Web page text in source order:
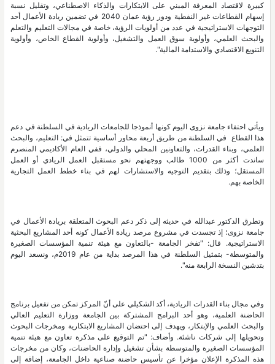
كبيرة لاقتصاد المعرفة المبني على الابتكارات والذكاء الاصطناعي، وتقليل نسبة
إسهام القطاعات غير النفطية ودور رؤية عمان 2040 في تضمين ريادة الأعمال أحد
التوجهات الاستراتيجية في عدد من أولويات الرؤية، خاصة في مجالات التعليم والتعلم
والبحث العلمي، وأولوية سوق العمل والتشغيل، وأولوية القطاع الخاص، وأولوية
التنويع الاقتصادي والاستدامة المالية".
ويأتي احتفاء جامعة نزوى اليوم كونها أنموذجا للجامعات الريادية في السلطنة في دعم
هذا القطاع في السلطنة من طريق أربعة محاور أساسية تتمثل في: التعليم، والبحث
العلمي، وبناء القدرات، والتعاونين المحلي والدولي، ففي العام الأكاديمي المنصرم
ساندت أكثر من 1000 طالب ووجهتهم نحو مستقبل العمل الريادي أو العمل
المستقل؛ وذلك بتقديم التوجيه والاستشارات لهم في بناء خطط العمل التجارية
الخاصة بهم.
وتطرق الدكتور عبدالله في حديثه إلى ذكر دعم البحوث المتعلقة بريادة الأعمال في
جامعة نزوى؛ إذ تجسدت في مشروع مرصد ريادة الأعمال كونه أحد المشاريع البحثية
الاستراتيجية. قال: "تفخر الجامعة -بالتعاون مع هيئة تنمية المؤسسات الصغيرة
والمتوسطة- بتمثيل السلطنة في هذا المرصد بداية من عام 2019م، ونسعد اليوم
بتدشين النسخة الرابعة منه".
وفي مجال بناء القدرات الريادية، أكد الشكيلي على أنّ المركز تمكن من تفعيل برنامج
الحاضنة العلمية، وهو أحد البرامج المشتركة بين الجامعة ووزارة التعليم العالي
والبحث العلمي والإبتكار، ويهدف إلى احتضان المشاريع الابتكارية ومخرجات البحوث
وتحويلها إلى شركات ناشئة. وأضاف: "تم التوقيع على مذكرة تعاون مع هيئة تنمية
المؤسسات الصغيرة والمتوسطة بشأن تشغيل وإدارة الحاضنات، وكان من مخرجات
هذه المذكرة الإعلان مؤخرا عن تأسيس حاضنة صناعية داخل الجامعة، إضافة إلى